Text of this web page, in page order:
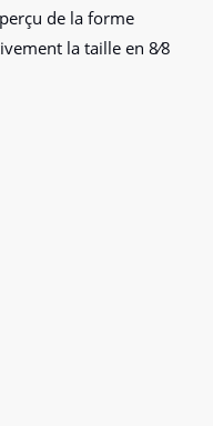
de la forme
la taille en 8⁄8